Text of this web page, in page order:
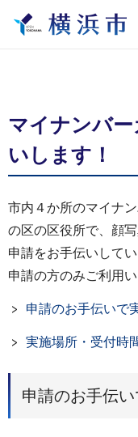
マイナンバ
いします！
市内４か所のマイナ
の区の区役所で、顔
申請をお手伝いして
申請の方のみご利用い
申請のお手伝いで
実施場所・受付時
申請のお手伝